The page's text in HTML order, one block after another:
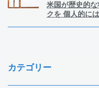
米国が歴史的
クを 個人的に
カテゴリー